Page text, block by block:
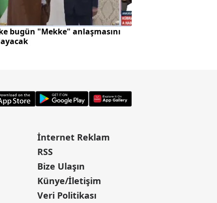
bugün "Mekke" anlaşmasını
İnternet Reklam
RSS
Bize Ulaşın
Künye/İletişim
Veri Politikası